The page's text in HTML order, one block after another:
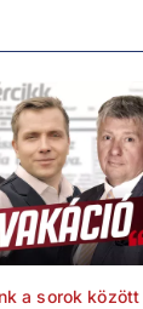
a sorok között